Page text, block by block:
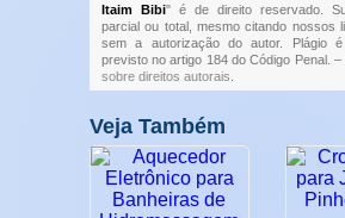
Itaim Bibi" é de direito reservado.
parcial ou total, mesmo citando nossos
sem a autorização do autor. Plágio
previsto no artigo 184 do Código Penal. –
sobre direitos autorais
Veja Também